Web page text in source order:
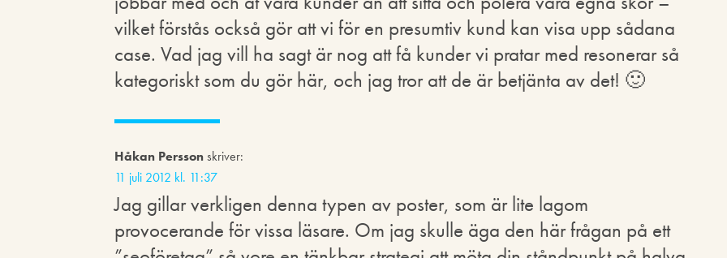
vilket förstås också gör att vi för en presumtiv kund kan visa upp sådana
case. Vad jag vill ha sagt är nog att få kunder vi pratar med resonerar så
kategoriskt som du gör här, och jag tror att de är betjänta av det! 🙂
Håkan Perssonskriver:
11 juli 2012 kl. 11:37
Jag gillar verkligen denna typen av poster, som är lite lagom
provocerande för vissa läsare. Om jag skulle äga den här frågan på ett